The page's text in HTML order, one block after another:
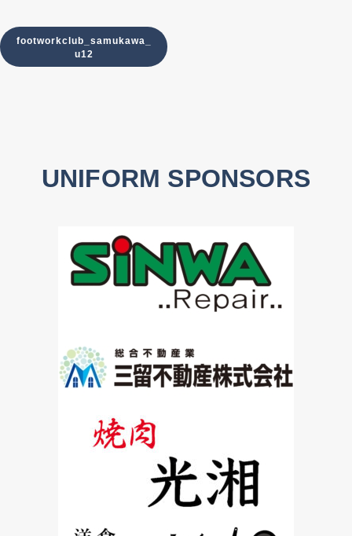
footworkclub_samukawa_
u12
UNIFORM SPONSORS